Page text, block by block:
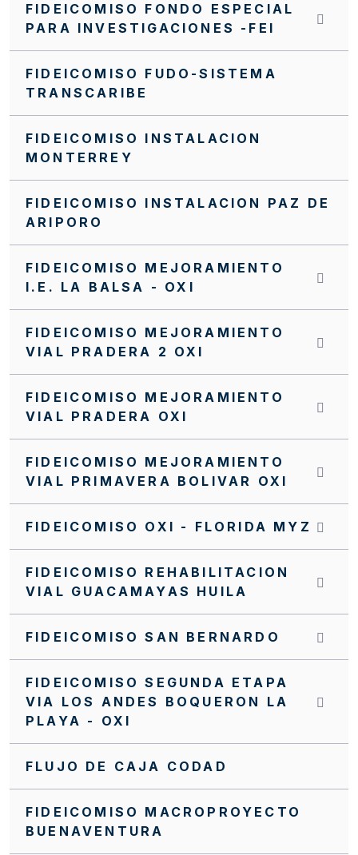
Invitación Cerrada No. 15 de 2019
Invitación Cerrada No 019 de 2019
Invitación Abierta No. FFIE 006 de 2016
Invitación Abierta No 16 de 2019
INVITACIÓN INTERNA SI0071 FFIE DE 2023
INVITACIÓN INTERNA SI0068 FFIE DE 2023
INVITACIÓN INTERNA No.SA0057 FFIE 2022
INVITACIÓN INTERNA NO. SI0062 FFIE DE
2022
INVITACIÓN CERRADA SC0188 FFIE 2025
INVITACIÓN CERRADA SC0186 FFIE 2025
INVITACIÓN CERRADA SC0182 FFIE 2025
INVITACIÓN CERRADA SC0178 FFIE 2025
INVITACIÓN CERRADA SC0175 FFIE 2025
FIDEICOMISO FONDO ESPECIAL
PARA INVESTIGACIONES -FEI
FIDEICOMISO FUDO-SISTEMA
TRANSCARIBE
FIDEICOMISO INSTALACION
MONTERREY
FIDEICOMISO INSTALACION PAZ DE
ARIPORO
FIDEICOMISO MEJORAMIENTO
I.E. LA BALSA - OXI
FIDEICOMISO MEJORAMIENTO
VIAL PRADERA 2 OXI
FIDEICOMISO MEJORAMIENTO
VIAL PRADERA OXI
FIDEICOMISO MEJORAMIENTO
VIAL PRIMAVERA BOLIVAR OXI
FIDEICOMISO OXI - FLORIDA MYZ
FIDEICOMISO REHABILITACION
VIAL GUACAMAYAS HUILA
FIDEICOMISO SAN BERNARDO
FIDEICOMISO SEGUNDA ETAPA
VIA LOS ANDES BOQUERON LA
PLAYA - OXI
FLUJO DE CAJA CODAD
FIDEICOMISO MACROPROYECTO
BUENAVENTURA